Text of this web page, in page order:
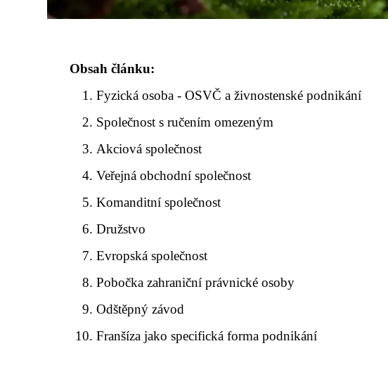
Obsah článku:
Fyzická osoba - OSVČ a živnostenské podnikání
Společnost s ručením omezeným
Akciová společnost
Veřejná obchodní společnost
Komanditní společnost
Družstvo
Evropská společnost
Pobočka zahraniční právnické osoby
Odštěpný závod
Franšíza jako specifická forma podnikání